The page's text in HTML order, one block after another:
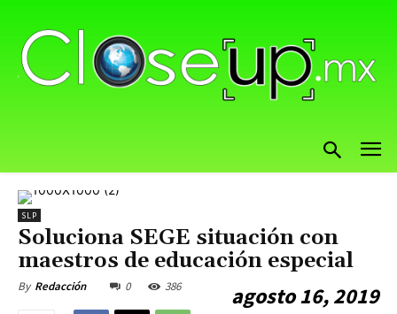
SLP
Soluciona SEGE situación con
maestros de educación especial
By Redacción agosto 16, 2019
0 386